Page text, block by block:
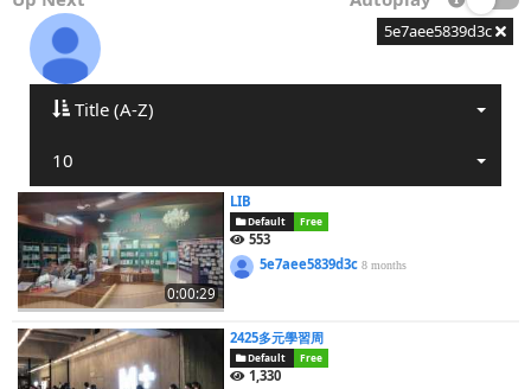
5e7aee5839d3c
Title (A-Z)
10
0:00:29
LIB
Default Free
553
5e7aee5839d3c8 months
2425多元學習周
Default Free
1,330